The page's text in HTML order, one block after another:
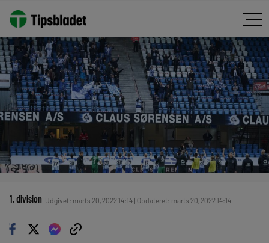
1. division Udgivet: marts 20, 2022 14:14 | Opdateret: marts 20, 2022 14:14